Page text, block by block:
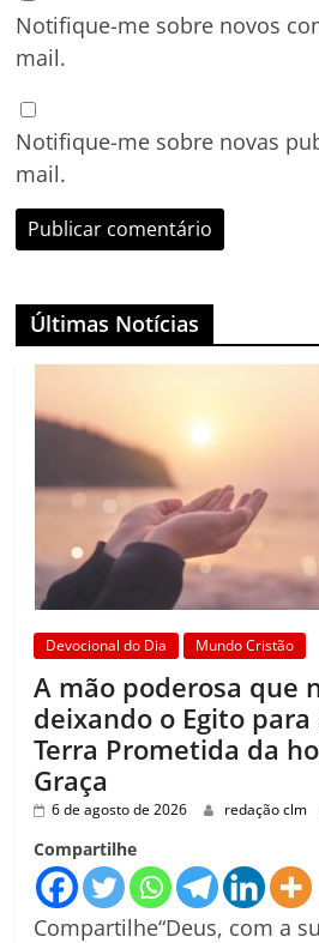
Notifique-me sobre novos
mail.
Notifique-me sobre novas
mail.
Últimas Notícias
Devocional do Dia Mundo Cristão
A mão poderosa que
deixando o Egito para
Terra Prometida da
Graça
6 de agosto de 2026 redação clm
Compartilhe
Compartilhe“Deus, com a